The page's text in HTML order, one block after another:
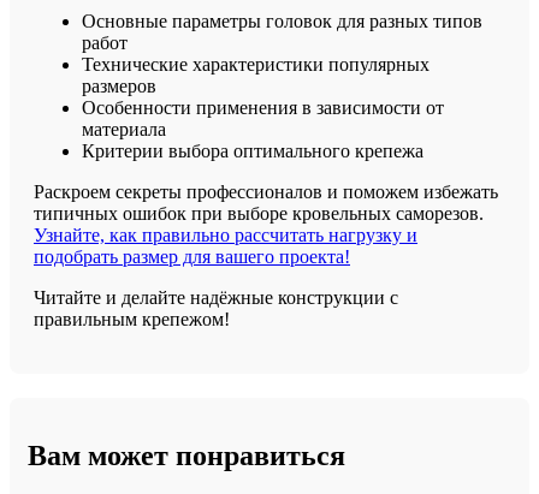
Основные параметры головок для разных типов
работ
Технические характеристики популярных
размеров
Особенности применения в зависимости от
материала
Критерии выбора оптимального крепежа
Раскроем секреты профессионалов и поможем избежать
типичных ошибок при выборе кровельных саморезов.
Узнайте, как правильно рассчитать нагрузку и
подобрать размер для вашего проекта!
Читайте и делайте надёжные конструкции с
правильным крепежом!
Вам может понравиться